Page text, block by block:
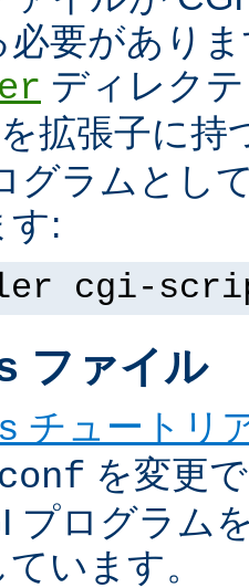
要があり
ディレク
を拡張子に持
グラムとし
す:
cgi-
ファイル
チュートリ
を変更
プログラム
います。